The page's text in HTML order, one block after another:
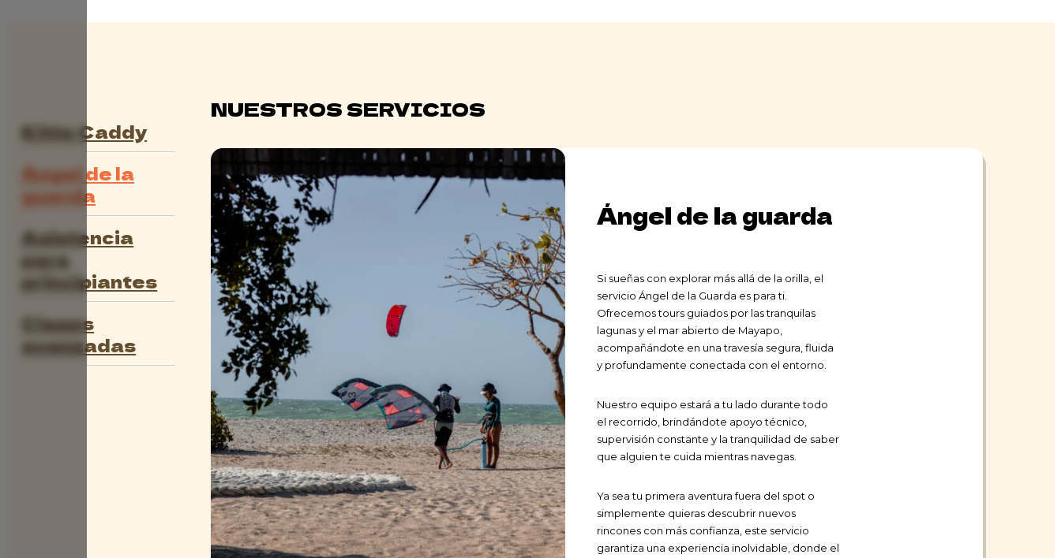
Kitte Caddy
Ángel de la
guarda
Asistencia
para
principiantes
Clases
avanzadas
NUESTROS SERVICIOS
Ángel de la guarda
Si sueñas con explorar más allá de la orilla, el
servicio Ángel de la Guarda es para ti.
Ofrecemos tours guiados por las tranquilas
lagunas y el mar abierto de Mayapo,
acompañándote en una travesía segura, fluida
y profundamente conectada con el entorno.
Nuestro equipo estará a tu lado durante todo
el recorrido, brindándote apoyo técnico,
supervisión constante y la tranquilidad de saber
que alguien te cuida mientras navegas.
Ya sea tu primera aventura fuera del spot o
simplemente quieras descubrir nuevos
rincones con más confianza, este servicio
garantiza una experiencia inolvidable, donde el